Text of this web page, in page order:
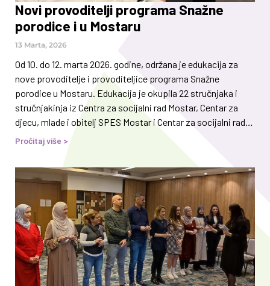
Novi provoditelji programa Snažne
porodice i u Mostaru
13 Marta, 2026
Od 10. do 12. marta 2026. godine, održana je edukacija za
nove provoditelje i provoditeljice programa Snažne
porodice u Mostaru. Edukacija je okupila 22 stručnjaka i
stručnjakinja iz Centra za socijalni rad Mostar, Centar za
djecu, mlade i obitelj SPES Mostar i Centar za socijalni rad
Čitluk, koji su imali priliku detaljno se upoznati s
uspješnu implementaciju. Porodica je prvo okruženje u
kojem dijete uči obrasce ponašanja, usvaja vrijednosti i
razvija načine suočavanja s poteškoćama. Kada u
tom okruženju ne postoje dovoljno snažni temelji za zdrav
emocionalni i socijalni razvoj, povećava se vjerovatnoća da
će mlada
Pročitaj više >